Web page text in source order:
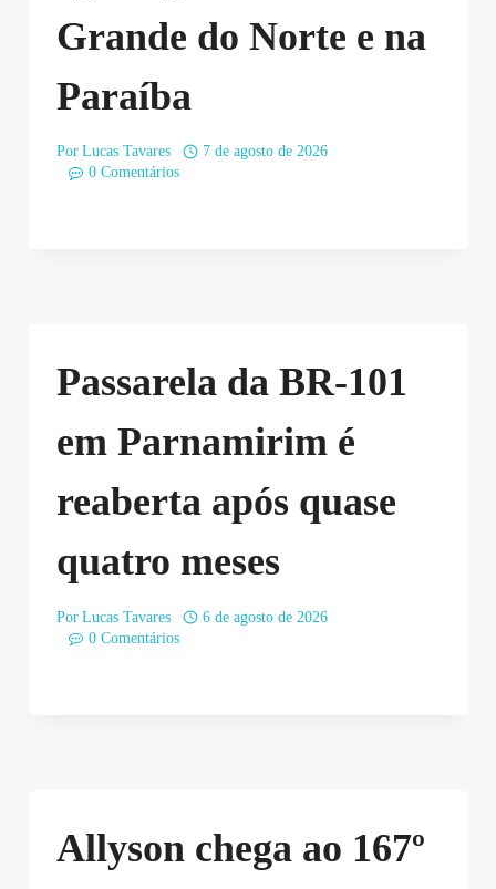
Grande do Norte e na
Paraíba
Por Lucas Tavares
7 de agosto de 2026
0 Comentários
Passarela da BR-101
em Parnamirim é
reaberta após quase
quatro meses
Por Lucas Tavares
6 de agosto de 2026
0 Comentários
Allyson chega ao 167º